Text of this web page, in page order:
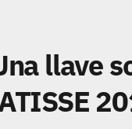
llave